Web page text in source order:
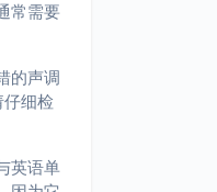
常需要
的声调
细检
英语单